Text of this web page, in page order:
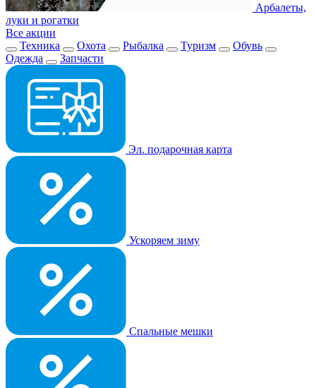
Арбалеты,
луки и рогатки
Все акции
Техника
Охота Рыбалка Туризм
Обувь
Одежда
Запчасти
Эл. подарочная карта
Ускоряем зиму
Спальные мешки